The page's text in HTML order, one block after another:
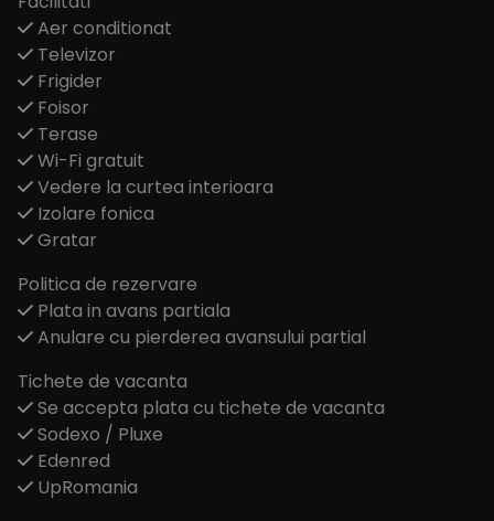
Aer conditionat
Televizor
Frigider
Foisor
Terase
Wi-Fi gratuit
Vedere la curtea interioara
Izolare fonica
Gratar
Politica de rezervare
Plata in avans partiala
Anulare cu pierderea avansului partial
Tichete de vacanta
Se accepta plata cu tichete de vacanta
Sodexo / Pluxe
Edenred
UpRomania